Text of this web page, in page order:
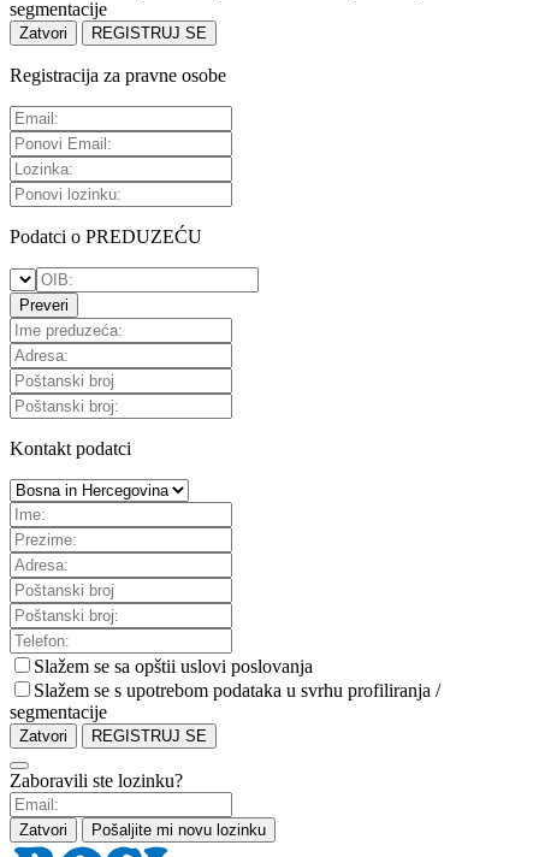
segmentacije
Zatvori REGISTRUJ SE
Registracija za pravne osobe
Podatci o PREDUZEĆU
Preveri
Kontakt podatci
Slažem se sa opštii uslovi poslovanja
Slažem se s upotrebom podataka u svrhu profiliranja /
segmentacije
Zatvori REGISTRUJ SE
Zaboravili ste lozinku?
Zatvori Pošaljite mi novu lozinku